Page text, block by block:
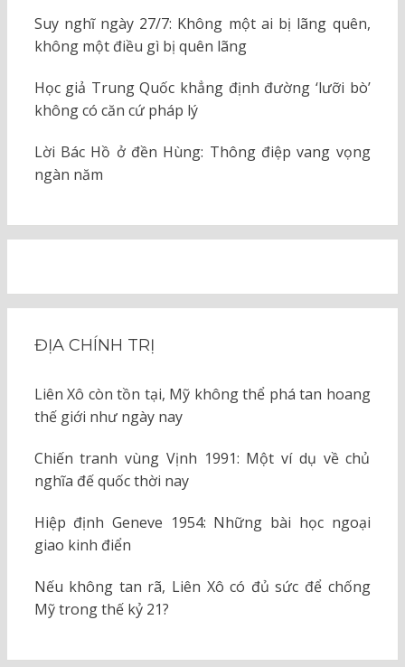
Suy nghĩ ngày 27/7: Không một ai bị lãng quên,
không một điều gì bị quên lãng
Học giả Trung Quốc khẳng định đường ‘lưỡi bò’
không có căn cứ pháp lý
Lời Bác Hồ ở đền Hùng: Thông điệp vang vọng
ngàn năm
ĐỊA CHÍNH TRỊ
Liên Xô còn tồn tại, Mỹ không thể phá tan hoang
thế giới như ngày nay
Chiến tranh vùng Vịnh 1991: Một ví dụ về chủ
nghĩa đế quốc thời nay
Hiệp định Geneve 1954: Những bài học ngoại
giao kinh điển
Nếu không tan rã, Liên Xô có đủ sức để chống
Mỹ trong thế kỷ 21?